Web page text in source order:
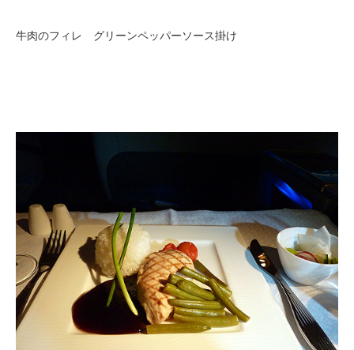
牛肉のフィレ グリーンペッパーソース掛け